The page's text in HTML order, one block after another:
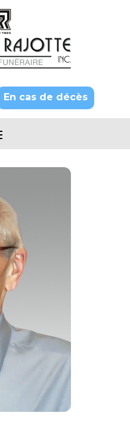
En cas de décès